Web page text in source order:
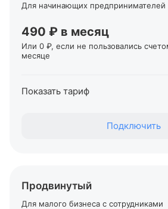
Для начинающих предпринимателей
490 ₽ в месяц
Или 0 ₽, если не пользовались
месяце
Показать тариф
Переводы ИП и юрлицам в Т‑Банке
Бесплатно
Подключить
Продвинутый
Для малого бизнеса с сотрудниками